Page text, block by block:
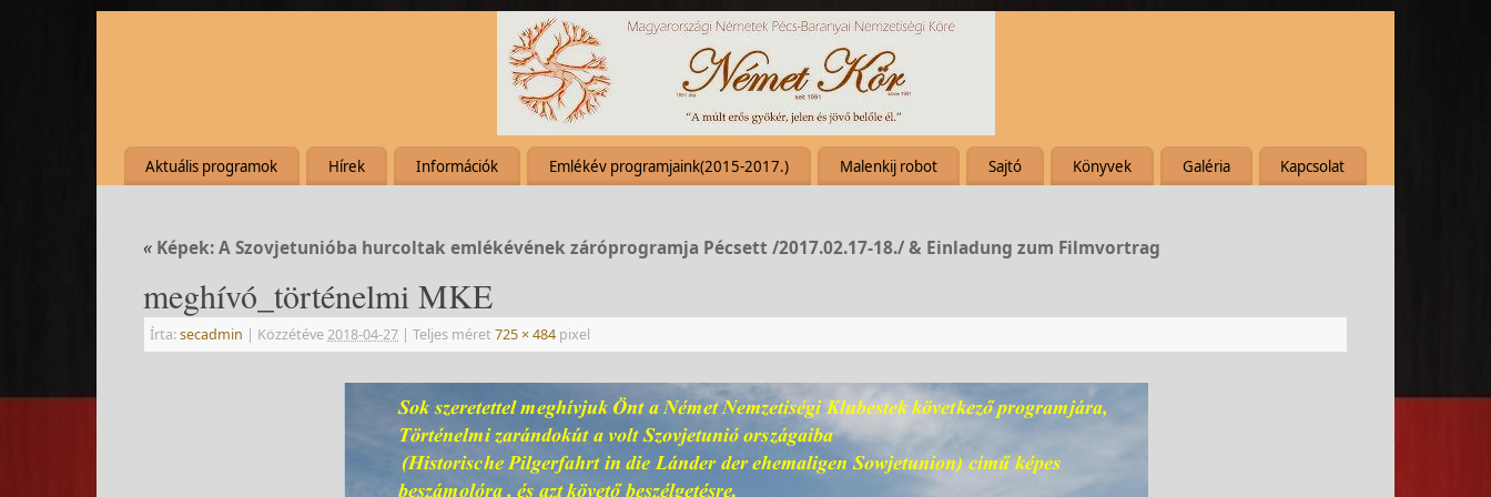
Aktuális programok Hírek Információk Emlékév programjaink(2015-2017.) Malenkij robot Sajtó Könyvek Galéria Kapcsolat
« Képek: A Szovjetunióba hurcoltak emlékévének záróprogramja Pécsett /2017.02.17-18./ & Einladung zum Filmvortrag
meghívó_történelmi MKE
Írta:secadmin | Közzétéve2018-04-27 | Teljes méret 725 × 484 pixel